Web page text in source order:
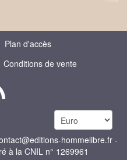
Plan d'accès
Conditions de vente
hommelibre.fr -
à la CNIL n° 1269961